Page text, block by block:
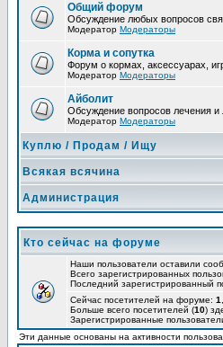
Общий форум
Обсуждение любых вопросов
Модератор Модераторы
Корма и сопутка
Форум о кормах, аксессуарах,
Модератор Модераторы
Айболит
Обсуждение вопросов лечения и
Модератор Модераторы
Куплю / Продам / Ищу
Всякая всячина
Администрация
Кто сейчас на форуме
Наши пользователи оставили
Всего зарегистрированных
Последний зарегистрированный
Сейчас посетителей на форуме: 1
Больше всего посетителей (10)
Зарегистрированные
Эти данные основаны на активности